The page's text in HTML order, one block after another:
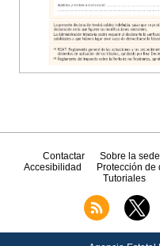
Contactar Sobre la
Accesibilidad
Protección de
Tutoriales